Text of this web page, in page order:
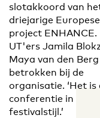
slotakkoord van
driejarige Europese
project ENHANCE.
UT'ers Jamila
Maya van den
betrokken bij de
organisatie. ‘Het is
conferentie in
festivalstijl.’